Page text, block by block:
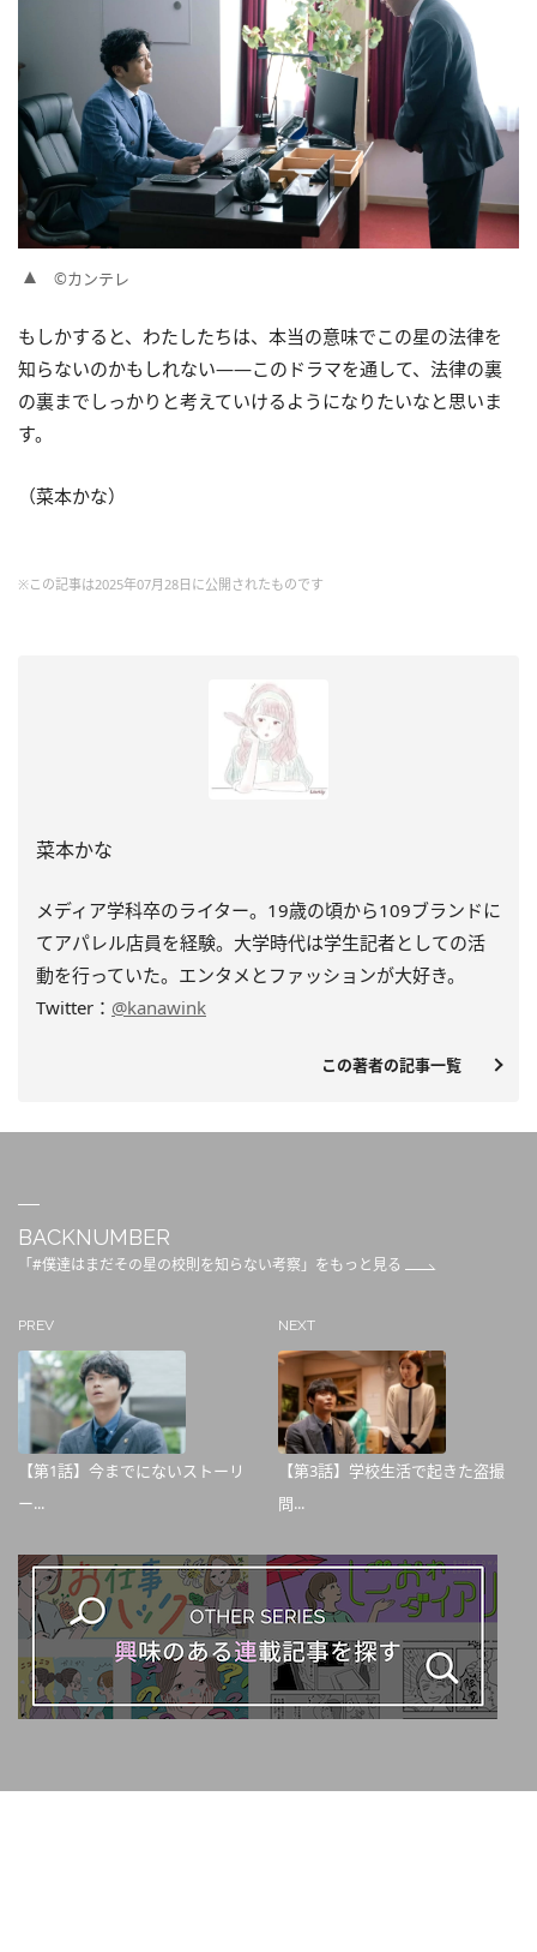
©カンテレ
もしかすると、わたしたちは、本当の意味でこの星の法律を
知らないのかもしれない――このドラマを通して、法律の裏
の裏までしっかりと考えていけるようになりたいなと思いま
す。
（菜本かな）
※この記事は2025年07月28日に公開されたものです
菜本かな
メディア学科卒のライター。19歳の頃から109ブランドに
てアパレル店員を経験。大学時代は学生記者としての活
動を行っていた。エンタメとファッションが大好き。
Twitter： @kanawink
この著者の記事一覧
BACKNUMBER
「#僕達はまだその星の校則を知らない考察」をもっと見る
PREV
【第1話】今までにないストーリ
ー...
NEXT
【第3話】学校生活で起きた盗撮
問...